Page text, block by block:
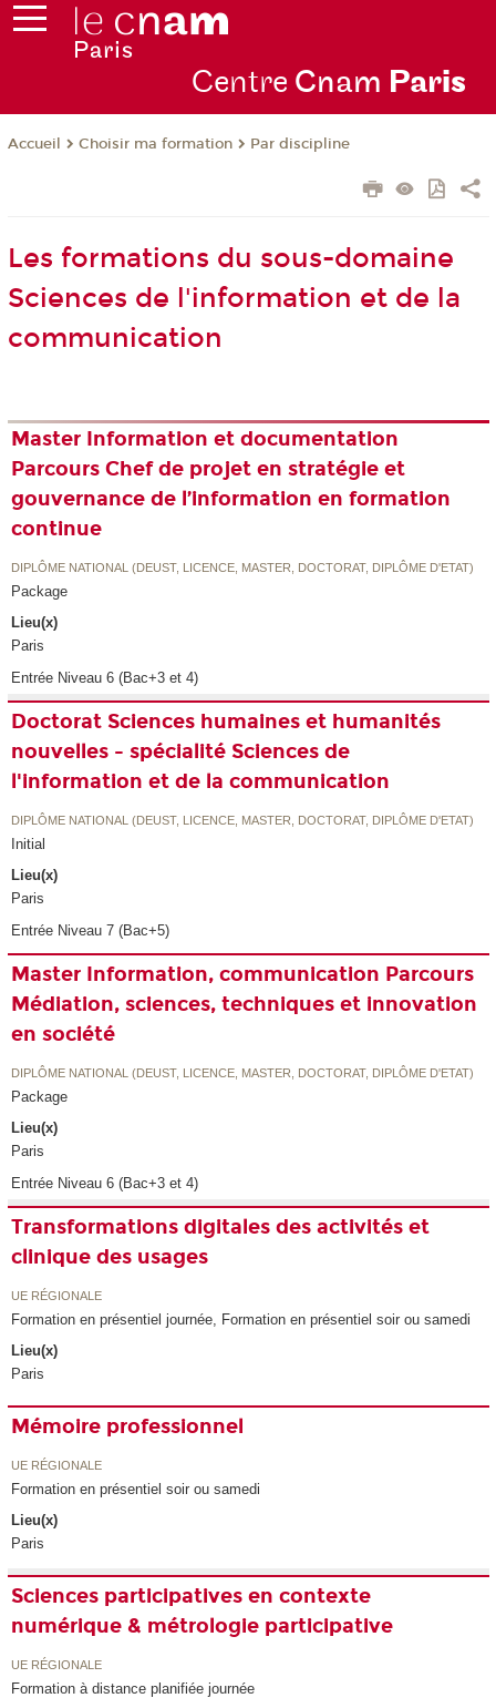
Centre Cnam Paris
Accueil Choisir ma formation Par discipline
Les formations du sous-domaine
Sciences de l'information et de la
communication
Master Information et documentation
Parcours Chef de projet en stratégie et
gouvernance de l’information en formation
continue
DIPLÔME NATIONAL (DEUST, LICENCE, MASTER, DOCTORAT, DIPLÔME D'ETAT)
Package
Lieu(x)
Paris
Entrée Niveau 6 (Bac+3 et 4)
Doctorat Sciences humaines et humanités
nouvelles - spécialité Sciences de
l'information et de la communication
DIPLÔME NATIONAL (DEUST, LICENCE, MASTER, DOCTORAT, DIPLÔME D'ETAT)
Initial
Lieu(x)
Paris
Entrée Niveau 7 (Bac+5)
Master Information, communication Parcours
Médiation, sciences, techniques et innovation
en société
DIPLÔME NATIONAL (DEUST, LICENCE, MASTER, DOCTORAT, DIPLÔME D'ETAT)
Package
Lieu(x)
Paris
Entrée Niveau 6 (Bac+3 et 4)
Transformations digitales des activités et
clinique des usages
UE RÉGIONALE
Formation en présentiel journée, Formation en présentiel soir ou samedi
Lieu(x)
Paris
Mémoire professionnel
UE RÉGIONALE
Formation en présentiel soir ou samedi
Lieu(x)
Paris
Sciences participatives en contexte
numérique & métrologie participative
UE RÉGIONALE
Formation à distance planifiée journée